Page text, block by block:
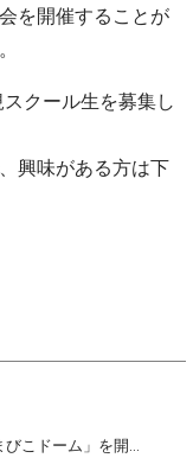
を開催することが
クール生を募集し
興味がある方は下
開催しました【報告】